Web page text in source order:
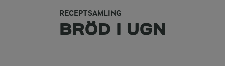
RECEPTSAMLING
BRÖD I UGN